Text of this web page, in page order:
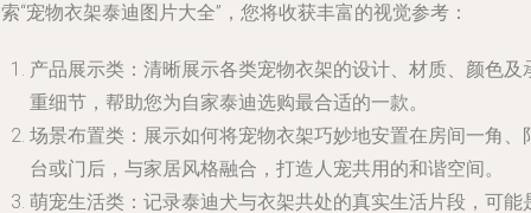
“宠物衣架泰迪图片大全”，您将收获丰富的视觉参考：
产品展示类 ：清晰展示各类宠物衣架的设计、材质、颜色及
重细节，帮助您为自家泰迪选购最合适的一款。
场景布置类 ：展示如何将宠物衣架巧妙地安置在房间一角、
台或门后，与家居风格融合，打造人宠共用的和谐空间。
萌宠生活类 ：记录泰迪犬与衣架共处的真实生活片段，可能